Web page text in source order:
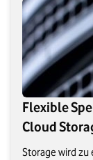
Flexible
Cloud
Storage wird